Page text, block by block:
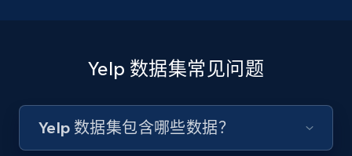
获取数据集
Yelp 数据集常见问题
Yelp 数据集包含哪些数据？